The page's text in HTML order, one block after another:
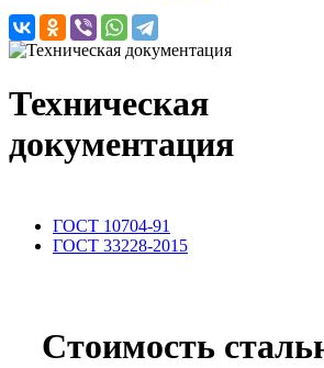
Техническая
документация
ГОСТ 10704-91
ГОСТ 33228-2015
Стоимость